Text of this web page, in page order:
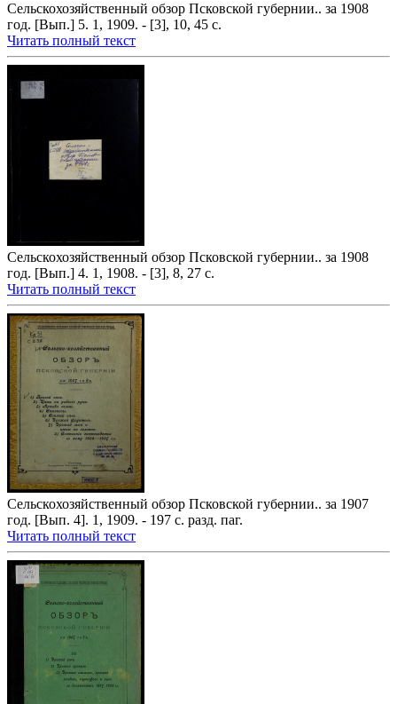
Сельскохозяйственный обзор Псковской губернии.. за 1908
год. [Вып.] 5. 1, 1909. - [3], 10, 45 с.
Читать полный текст
Сельскохозяйственный обзор Псковской губернии.. за 1908
год. [Вып.] 4. 1, 1908. - [3], 8, 27 с.
Читать полный текст
Сельскохозяйственный обзор Псковской губернии.. за 1907
год. [Вып. 4]. 1, 1909. - 197 с. разд. паг.
Читать полный текст